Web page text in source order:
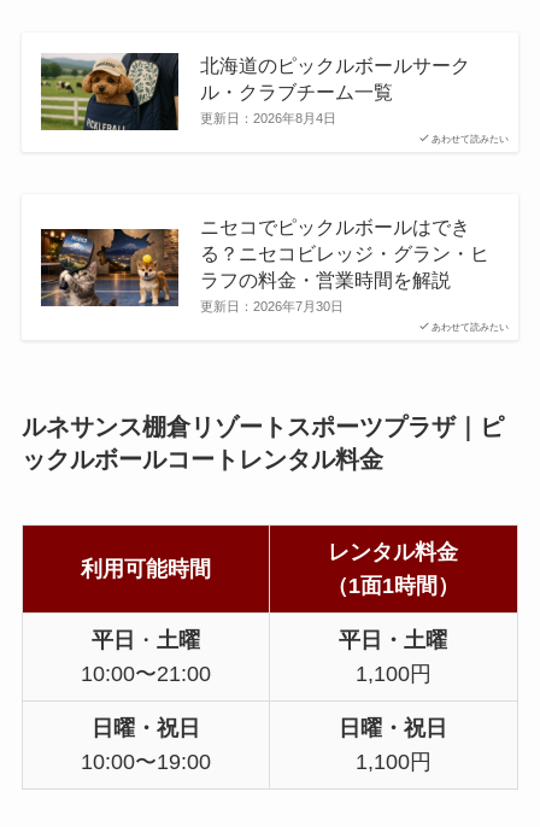
あわせて読みたい
北海道のピックルボールサーク
ル・クラブチーム一覧
更新日： 2026年8月4日
あわせて読みたい
ニセコでピックルボールはでき
る？ニセコビレッジ・グラン・ヒ
ラフの料金・営業時間を解説
更新日： 2026年7月30日
ルネサンス棚倉リゾートスポーツプラザ｜ピ
ックルボールコートレンタル料金
利用可能時間
レンタル料金
（1面1時間）
平日 ・ 土曜
10:00〜21:00
平日 ・ 土曜
1,100円
日曜・祝日
10:00〜19:00
日曜・祝日
1,100円